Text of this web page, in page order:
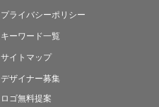
プライバシーポリシー
キーワード一覧
サイトマップ
デザイナー募集
ロゴ無料提案